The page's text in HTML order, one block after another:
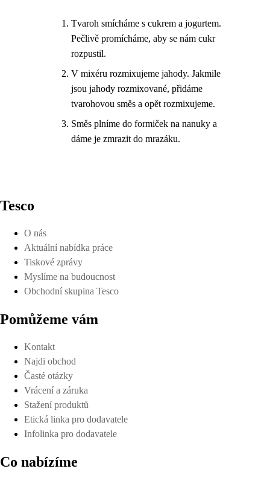
Tvaroh smícháme s cukrem a jogurtem.
Pečlivě promícháme, aby se nám cukr
rozpustil.
V mixéru rozmixujeme jahody. Jakmile
jsou jahody rozmixované, přidáme
tvarohovou směs a opět rozmixujeme.
Směs plníme do formiček na nanuky a
dáme je zmrazit do mrazáku.
Tesco
O nás
Aktuální nabídka práce
Tiskové zprávy
Myslíme na budoucnost
Obchodní skupina Tesco
Pomůžeme vám
Kontakt
Najdi obchod
Časté otázky
Vrácení a záruka
Stažení produktů
Etická linka pro dodavatele
Infolinka pro dodavatele
Co nabízíme